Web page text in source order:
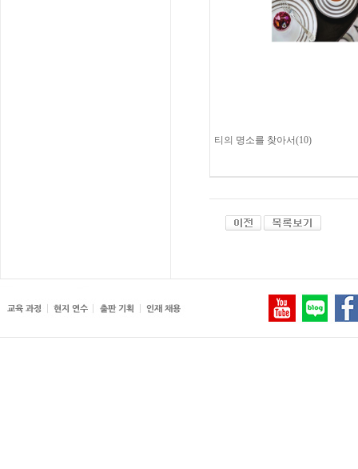
티의 명소를 찾아서(10)